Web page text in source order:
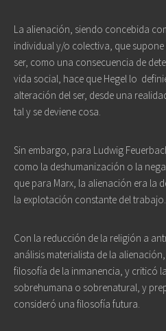
La alienación, siendo concebida
individual y/o colectiva, que
ser, como una consecuencia de
vida social, hace que Hegel lo
alteración del ser, desde una
tal y se deviene cosa.
Sin embargo, para Ludwig
como la deshumanización o la
que para Marx, la alienación era la
la explotación constante del trabajo.
Con la reducción de la religión a
análisis materialista de la
filosofía de la inmanencia, y criticó
sobrehumana o sobrenatural, y
consideró una filosofía futura.